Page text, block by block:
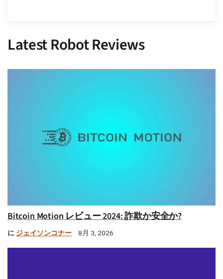
Latest Robot Reviews
Bitcoin Motion レビュー 2024: 詐欺か安全か?
に ジェイソンコナー 8月 3, 2026